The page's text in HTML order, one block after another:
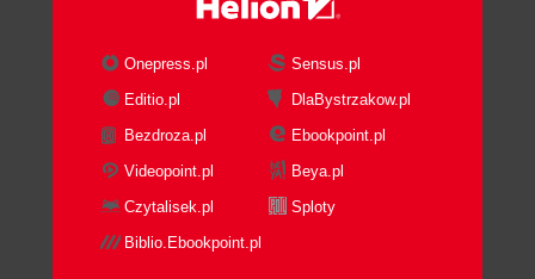
Onepress.pl
Sensus.pl
Editio.pl
DlaBystrzakow.pl
Bezdroza.pl
Ebookpoint.pl
Videopoint.pl
Beya.pl
Czytalisek.pl
Sploty
Biblio.Ebookpoint.pl